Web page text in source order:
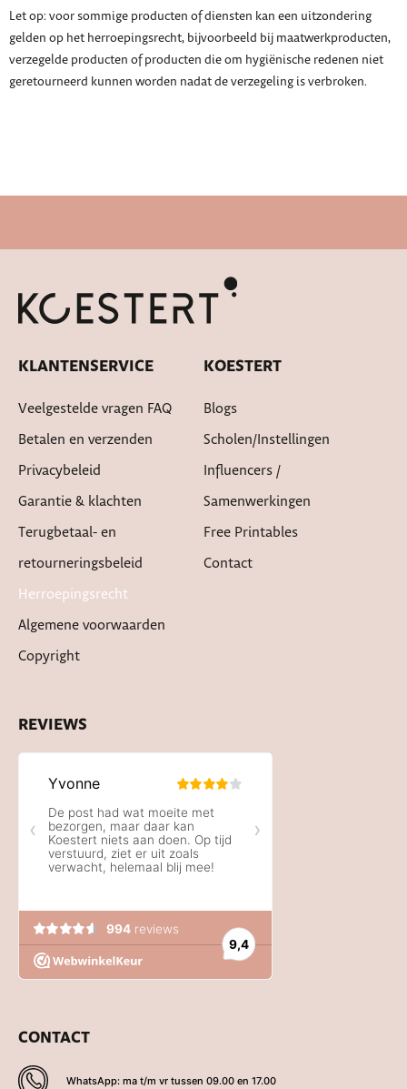
Let op: voor sommige producten of diensten kan een uitzondering
gelden op het herroepingsrecht, bijvoorbeeld bij maatwerkproducten,
verzegelde producten of producten die om hygiënische redenen niet
geretourneerd kunnen worden nadat de verzegeling is verbroken.
KLANTENSERVICE
Veelgestelde vragen FAQ
Betalen en verzenden
Privacybeleid
Garantie & klachten
Terugbetaal- en
retourneringsbeleid
Herroepingsrecht
Algemene voorwaarden
Copyright
KOESTERT
Blogs
Scholen/instellingen
Influencers /
Samenwerkingen
Free Printables
Contact
REVIEWS
CONTACT
WhatsApp: ma t/m vr tussen 09.00 en 17.00